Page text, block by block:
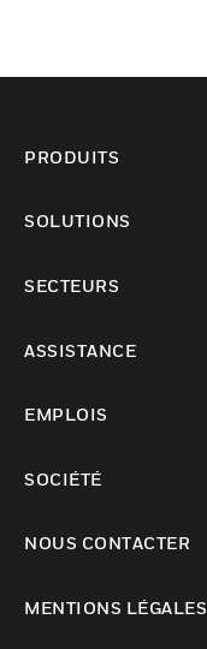
PRODUITS
SOLUTIONS
SECTEURS
ASSISTANCE
EMPLOIS
SOCIÉTÉ
NOUS CONTACTER
MENTIONS LÉGALES